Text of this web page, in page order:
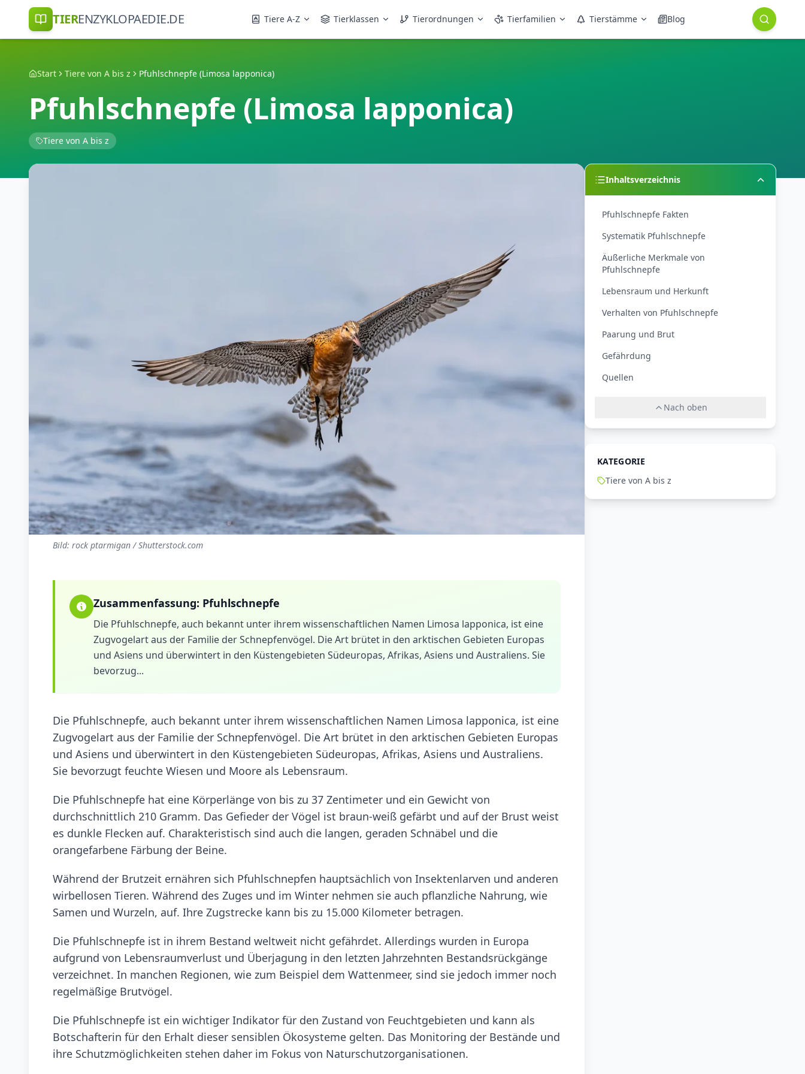
TIERENZYKLOPAEDIE.DE Tiere A-Z Tierklassen Tierordnungen Tierfamilien Tierstämme Blog
Start Tiere von A bis z Pfuhlschnepfe (Limosa lapponica)
Pfuhlschnepfe (Limosa lapponica)
Tiere von A bis z
Bild: rock ptarmigan / Shutterstock.com
Zusammenfassung: Pfuhlschnepfe
Die Pfuhlschnepfe, auch bekannt unter ihrem wissenschaftlichen Namen Limosa lapponica, ist eine
Zugvogelart aus der Familie der Schnepfenvögel. Die Art brütet in den arktischen Gebieten Europas
und Asiens und überwintert in den Küstengebieten Südeuropas, Afrikas, Asiens und Australiens. Sie
bevorzug...
Die Pfuhlschnepfe, auch bekannt unter ihrem wissenschaftlichen Namen Limosa lapponica, ist eine
Zugvogelart aus der Familie der Schnepfenvögel. Die Art brütet in den arktischen Gebieten Europas
und Asiens und überwintert in den Küstengebieten Südeuropas, Afrikas, Asiens und Australiens.
Sie bevorzugt feuchte Wiesen und Moore als Lebensraum.
Die Pfuhlschnepfe hat eine Körperlänge von bis zu 37 Zentimeter und ein Gewicht von
durchschnittlich 210 Gramm. Das Gefieder der Vögel ist braun-weiß gefärbt und auf der Brust weist
es dunkle Flecken auf. Charakteristisch sind auch die langen, geraden Schnäbel und die
orangefarbene Färbung der Beine.
Während der Brutzeit ernähren sich Pfuhlschnepfen hauptsächlich von Insektenlarven und anderen
wirbellosen Tieren. Während des Zuges und im Winter nehmen sie auch pflanzliche Nahrung, wie
Samen und Wurzeln, auf. Ihre Zugstrecke kann bis zu 15.000 Kilometer betragen.
Die Pfuhlschnepfe ist in ihrem Bestand weltweit nicht gefährdet. Allerdings wurden in Europa
aufgrund von Lebensraumverlust und Überjagung in den letzten Jahrzehnten Bestandsrückgänge
verzeichnet. In manchen Regionen, wie zum Beispiel dem Wattenmeer, sind sie jedoch immer noch
regelmäßige Brutvögel.
Die Pfuhlschnepfe ist ein wichtiger Indikator für den Zustand von Feuchtgebieten und kann als
Botschafterin für den Erhalt dieser sensiblen Ökosysteme gelten. Das Monitoring der Bestände und
ihre Schutzmöglichkeiten stehen daher im Fokus von Naturschutzorganisationen.
Inhaltsverzeichnis
Pfuhlschnepfe Fakten
Systematik Pfuhlschnepfe
Äußerliche Merkmale von
Pfuhlschnepfe
Lebensraum und Herkunft
Verhalten von Pfuhlschnepfe
Paarung und Brut
Gefährdung
Quellen
Nach oben
KATEGORIE
Tiere von A bis z